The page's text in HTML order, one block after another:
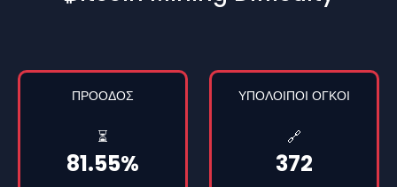
ΠΡΌΟΔΟΣ
⏳
81.55%
ΥΠΌΛΟΙΠΟΙ ΟΓΚΟΊ
🔗
372